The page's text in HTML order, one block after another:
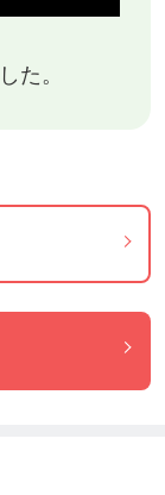
syoujyou
こちらから↓
して検査や施
行います。少
た。